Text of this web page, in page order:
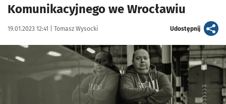
Komunikacyjnego we Wrocławiu
Data publikacji:
19.01.2023 12:41 | Autor:
Tomasz Wysocki Udostępnijartykuł
Kliknij, aby powiększyć